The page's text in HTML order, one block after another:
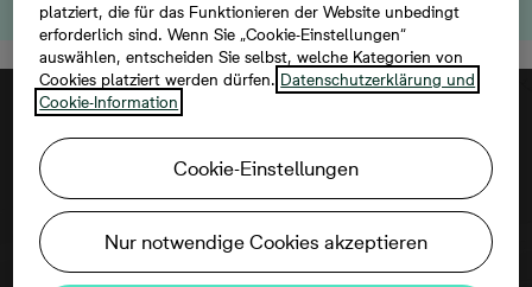
platziert, die für das Funktionieren der Website unbedingt
erforderlich sind. Wenn Sie „Cookie-Einstellungen“
auswählen, entscheiden Sie selbst, welche Kategorien von
Cookies platziert werden dürfen. Datenschutzerklärung und
Cookie-Information
Cookie-Einstellungen
Nur notwendige Cookies akzeptieren